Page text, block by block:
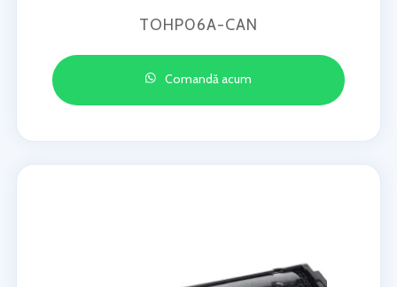
TOHP06A-CAN
Comandă acum